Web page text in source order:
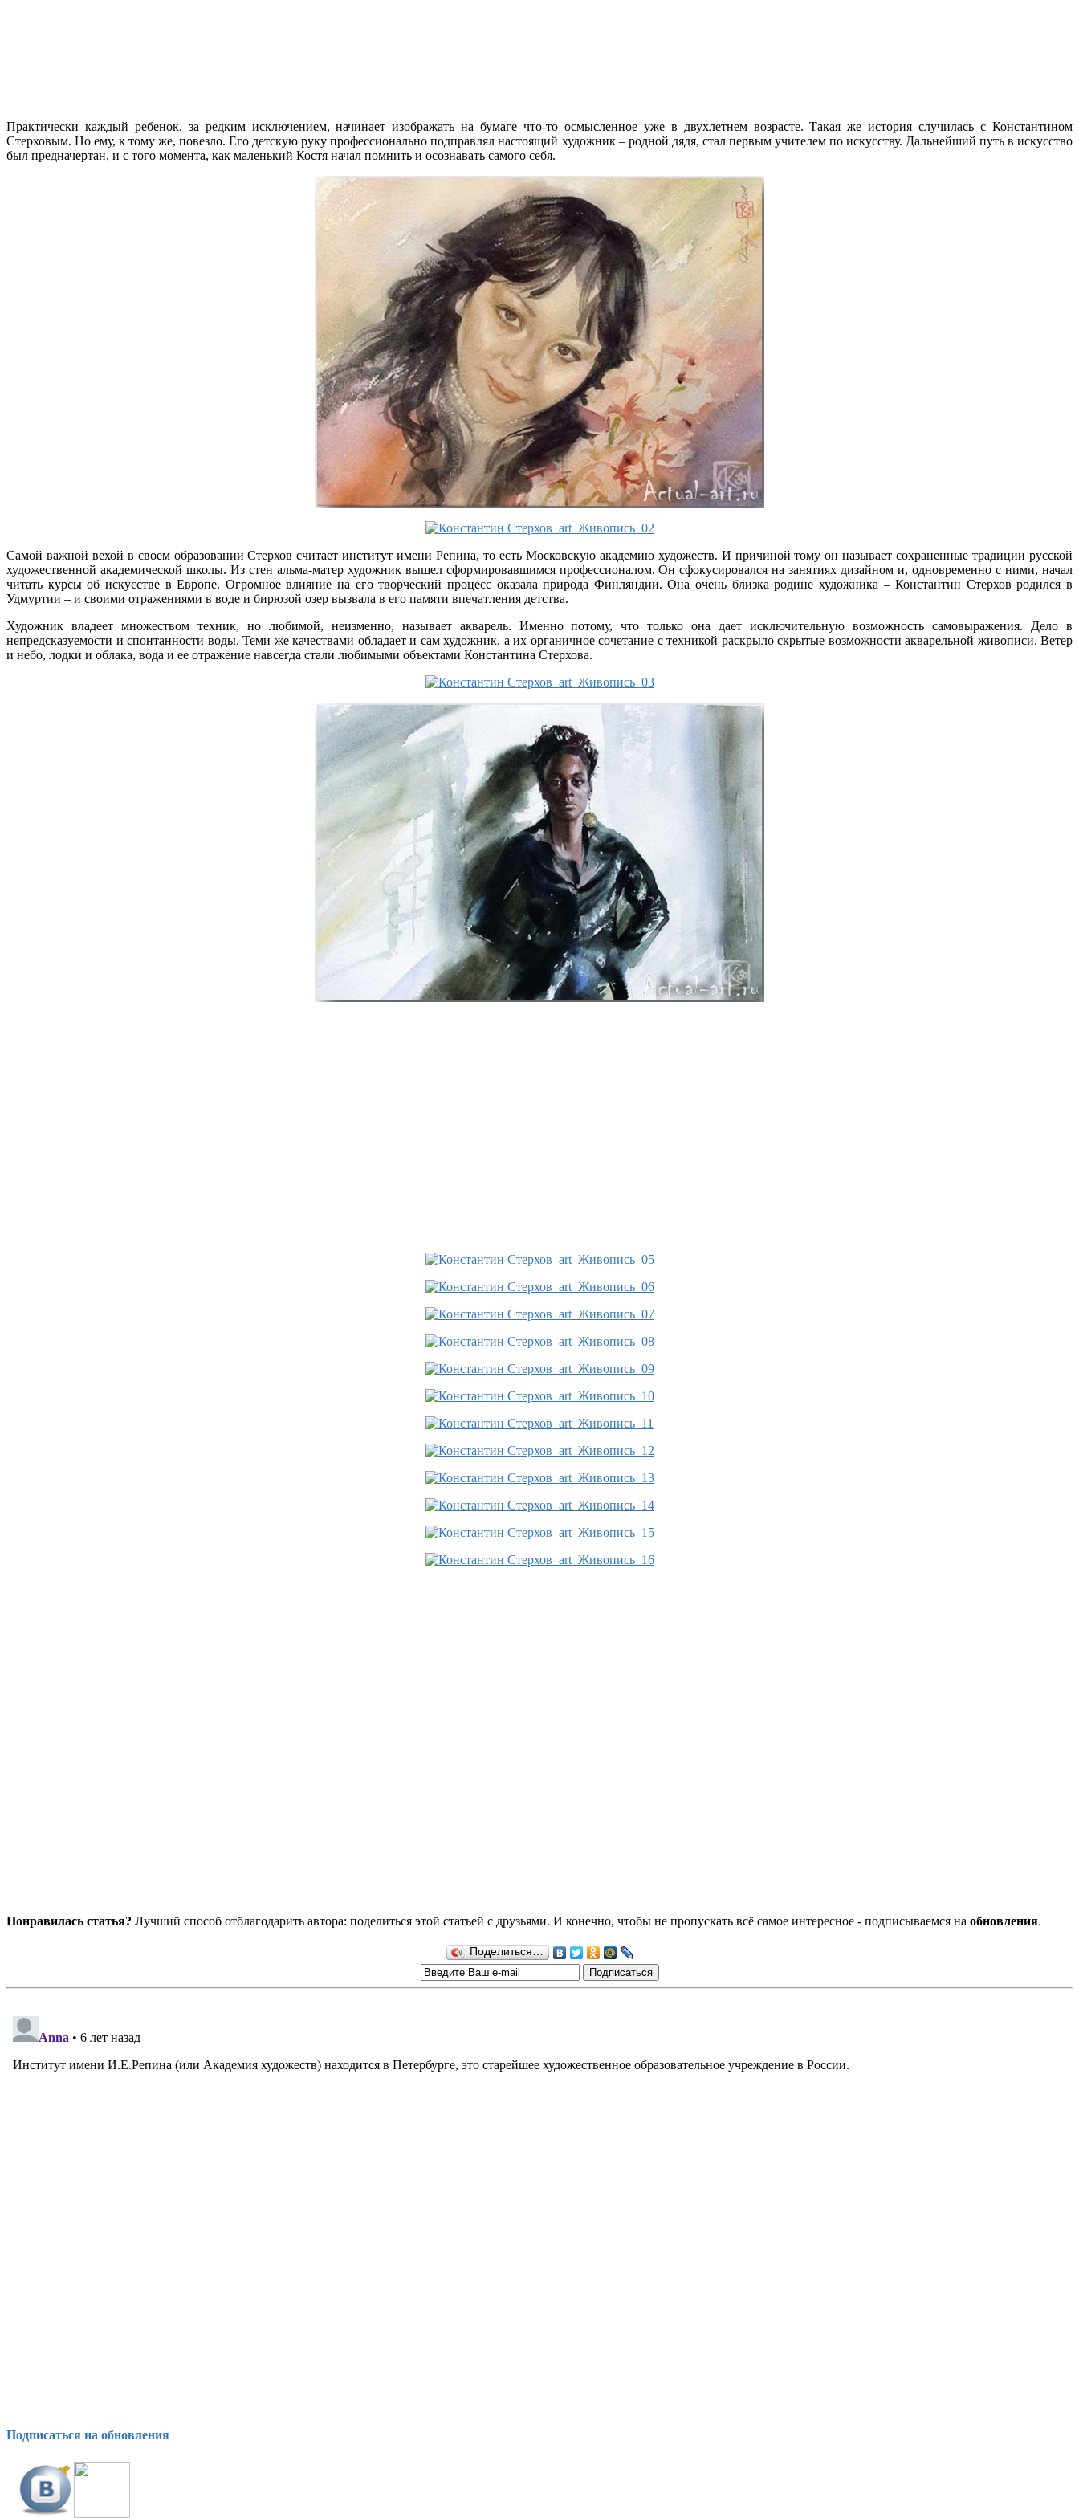
Практически каждый ребенок, за редким исключением, начинает изображать на бумаге что-то осмысленное уже в двухлетнем возрасте. Такая же история случилась с Константином
Стерховым. Но ему, к тому же, повезло. Его детскую руку профессионально подправлял настоящий художник – родной дядя, стал первым учителем по искусству. Дальнейший путь в искусство
был предначертан, и с того момента, как маленький Костя начал помнить и осознавать самого себя.
Самой важной вехой в своем образовании Стерхов считает институт имени Репина, то есть Московскую академию художеств. И причиной тому он называет сохраненные традиции русской
художественной академической школы. Из стен альма-матер художник вышел сформировавшимся профессионалом. Он сфокусировался на занятиях дизайном и, одновременно с ними, начал
читать курсы об искусстве в Европе. Огромное влияние на его творческий процесс оказала природа Финляндии. Она очень близка родине художника – Константин Стерхов родился в
Удмуртии – и своими отражениями в воде и бирюзой озер вызвала в его памяти впечатления детства.
Художник владеет множеством техник, но любимой, неизменно, называет акварель. Именно потому, что только она дает исключительную возможность самовыражения. Дело в
непредсказуемости и спонтанности воды. Теми же качествами обладает и сам художник, а их органичное сочетание с техникой раскрыло скрытые возможности акварельной живописи. Ветер
и небо, лодки и облака, вода и ее отражение навсегда стали любимыми объектами Константина Стерхова.
Понравилась статья? Лучший способ отблагодарить автора: поделиться этой статьей с друзьями. И конечно, чтобы не пропускать всё самое интересное - подписываемся на обновления.
Поделиться…
Подписаться на обновления